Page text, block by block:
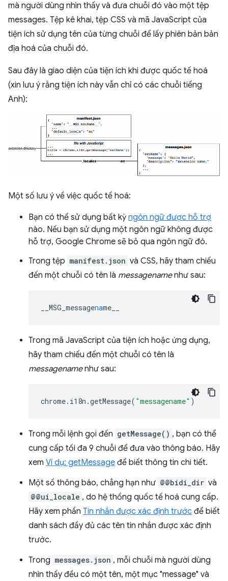
mà người dùng nhìn thấy và đưa chuỗi đó vào một tệp
messages. Tệp kê khai, tệp CSS và mã JavaScript của
tiện ích sử dụng tên của từng chuỗi để lấy phiên bản bản
địa hoá của chuỗi đó.
Sau đây là giao diện của tiện ích khi được quốc tế hoá
(xin lưu ý rằng tiện ích này vẫn chỉ có các chuỗi tiếng
Anh):
Một số lưu ý về việc quốc tế hoá:
Bạn có thể sử dụng bất kỳ ngôn ngữ được hỗ trợ
nào. Nếu bạn sử dụng một ngôn ngữ không được
hỗ trợ, Google Chrome sẽ bỏ qua ngôn ngữ đó.
Trong tệp manifest.json và CSS, hãy tham chiếu
đến một chuỗi có tên là messagenamenhư sau:
__MSG_messagename__
Trong mã JavaScript của tiện ích hoặc ứng dụng,
hãy tham chiếu đến một chuỗi có tên là
messagenamenhư sau:
chrome. i18n .getMessage( "messagename" )
Trong mỗi lệnh gọi đến getMessage() , bạn có thể
cung cấp tối đa 9 chuỗi để đưa vào thông báo. Hãy
xem Ví dụ: getMessage để biết thông tin chi tiết.
Một số thông báo, chẳng hạn như @@bidi_dir và
@@ui_locale , do hệ thống quốc tế hoá cung cấp.
Hãy xem phần Tin nhắn được xác định trước để biết
danh sách đầy đủ các tên tin nhắn được xác định
trước.
Trong messages.json , mỗi chuỗi mà người dùng
nhìn thấy đều có một tên, một mục "message" và